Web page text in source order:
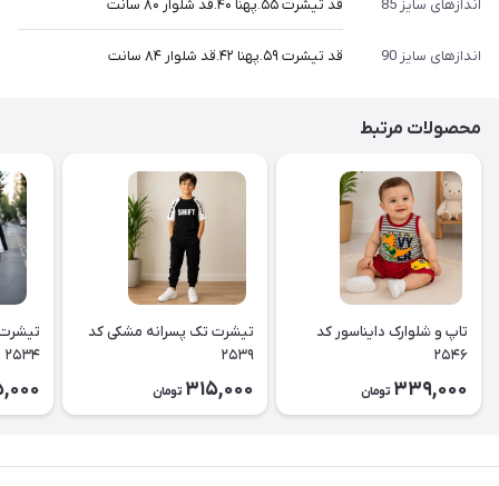
اندازهای سایز 85 قد تیشرت ۵۵.پهنا ۴۰.قد شلوار ۸۰ سانت
اندازهای سایز 90 قد تیشرت ۵۹.پهنا ۴۲.قد شلوار ۸۴ سانت
محصولات مرتبط
تاپ و شلوارک دایناسور کد
۲۵۴۶
339,000 تومان
تیشرت تک پسرانه مشکی کد
۲۵۳۹
315,000 تومان
۲۵۳۴